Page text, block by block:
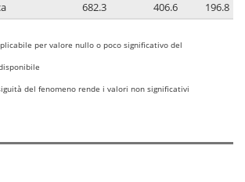
682.3 406.6 196.8
per valore nullo o poco significativo del
del fenomeno rende i valori non significativi